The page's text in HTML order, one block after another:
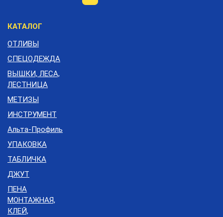
КАТАЛОГ
ОТЛИВЫ
СПЕЦОДЕЖДА
ВЫШКИ, ЛЕСА,
ЛЕСТНИЦА
МЕТИЗЫ
ИНСТРУМЕНТ
Альта-Профиль
УПАКОВКА
ТАБЛИЧКА
ДЖУТ
ПЕНА
МОНТАЖНАЯ,
КЛЕЙ,